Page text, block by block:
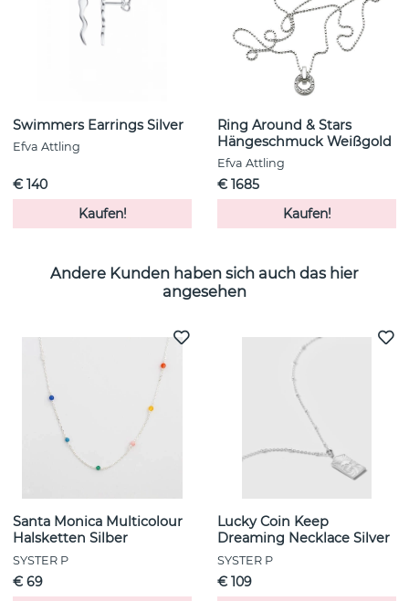
Swimmers Earrings Silver
Efva Attling
€ 140
Kaufen!
Ring Around & Stars
Hängeschmuck Weißgold
Efva Attling
€ 1685
Kaufen!
Andere Kunden haben sich auch das hier
angesehen
Santa Monica Multicolour
Halsketten Silber
SYSTER P
€ 69
Lucky Coin Keep
Dreaming Necklace Silver
SYSTER P
€ 109